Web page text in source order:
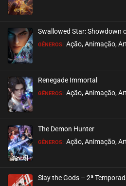
Swallowed Star: Showdown
GÊNEROS: Ação, Animação,
Renegade Immortal
GÊNEROS: Ação, Animação,
The Demon Hunter
GÊNEROS: Ação, Animação,
Slay the Gods – 2ª